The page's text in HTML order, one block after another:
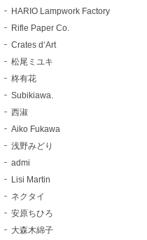
HARIO Lampwork Factory
Rifle Paper Co.
Crates d‘Art
松尾ミユキ
柊有花
Subikiawa.
西淑
Aiko Fukawa
浅野みどり
admi
Lisi Martin
ネクタイ
安原ちひろ
大森木綿子